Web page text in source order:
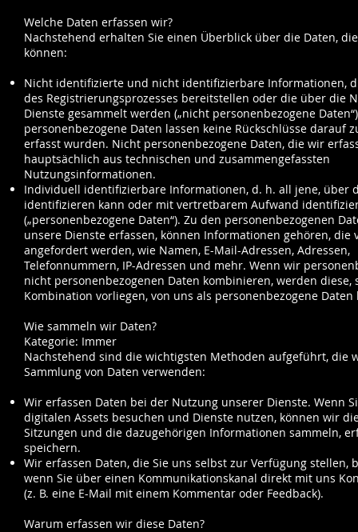
Welche Daten erfassen wir?
Nachstehend erhalten Sie einen Überblick über die Daten,
können:
Nicht identifizierte und nicht identifizierbare Informationen,
des Registrierungsprozesses bereitstellen oder die über die
Dienste gesammelt werden („nicht personenbezogene
personenbezogene Daten lassen keine Rückschlüsse darauf
erfasst wurden. Nicht personenbezogene Daten, die wir
hauptsächlich aus technischen und zusammengefassten
Nutzungsinformationen.
Individuell identifizierbare Informationen, d. h. all jene, über
identifizieren kann oder mit vertretbarem Aufwand
(„personenbezogene Daten“). Zu den personenbezogenen
unsere Dienste erfassen, können Informationen gehören, die
angefordert werden, wie Namen, E-Mail-Adressen, Adressen,
Telefonnummern, IP-Adressen und mehr. Wenn wir
nicht personenbezogenen Daten kombinieren, werden diese,
Kombination vorliegen, von uns als personenbezogene
Wie sammeln wir Daten?
Kategorie: Immer
Nachstehend sind die wichtigsten Methoden aufgeführt, die
Sammlung von Daten verwenden:
Wir erfassen Daten bei der Nutzung unserer Dienste. Wenn
digitalen Assets besuchen und Dienste nutzen, können wir
Sitzungen und die dazugehörigen Informationen sammeln,
speichern.
Wir erfassen Daten, die Sie uns selbst zur Verfügung stellen,
wenn Sie über einen Kommunikationskanal direkt mit uns
(z. B. eine E-Mail mit einem Kommentar oder Feedback).
Warum erfassen wir diese Daten?